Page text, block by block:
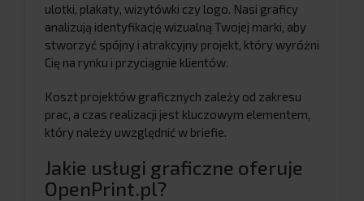
ulotki, plakaty, wizytówki czy logo. Nasi graficy
analizują identyfikację wizualną Twojej marki, aby
stworzyć spójny i atrakcyjny projekt, który wyróżni
Cię na rynku i przyciągnie klientów.
Koszt projektów graficznych zależy od zakresu
prac, a czas realizacji jest kluczowym elementem,
który należy uwzględnić w briefie.
Jakie usługi graficzne oferuje
OpenPrint.pl?